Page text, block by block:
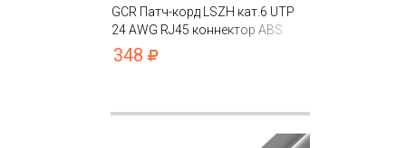
GCR Патч-корд LSZH кат.6 UTP
24 AWG RJ45 коннектор ABS
T568B
348